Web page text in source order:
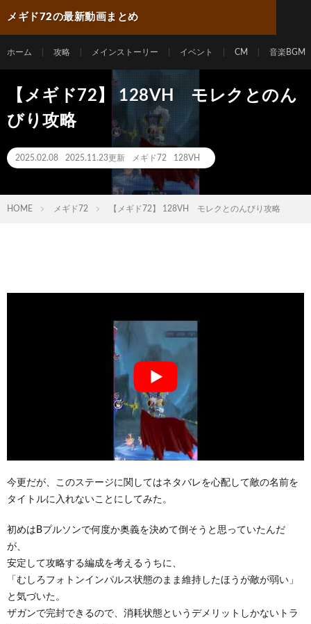
メギド72の最新動画まとめ
ホーム 攻略 メインストーリー イベント CM 音楽BGM
【メギド72】 128VH モレクとのん
びり攻略
2025.02.08 2025.11.23更新 メギド72 128VH
HOME メギド72 【メギド72】 128VH モレクとのんびり攻略
今更だが、このステージに関してはネタバレを心配して敵の名前を
タイトルに入れないことにしてみた。
初めはBプルソンで何度か奥義を決めて倒そうと思っていたんだ
が、
安定して攻略する編成を考えるうちに、
「むしろフォトンインパルス状態のまま維持したほうが敵が弱い」
と気づいた。
ザガンで完封できるので、消耗状態というデメリットしかないトラ